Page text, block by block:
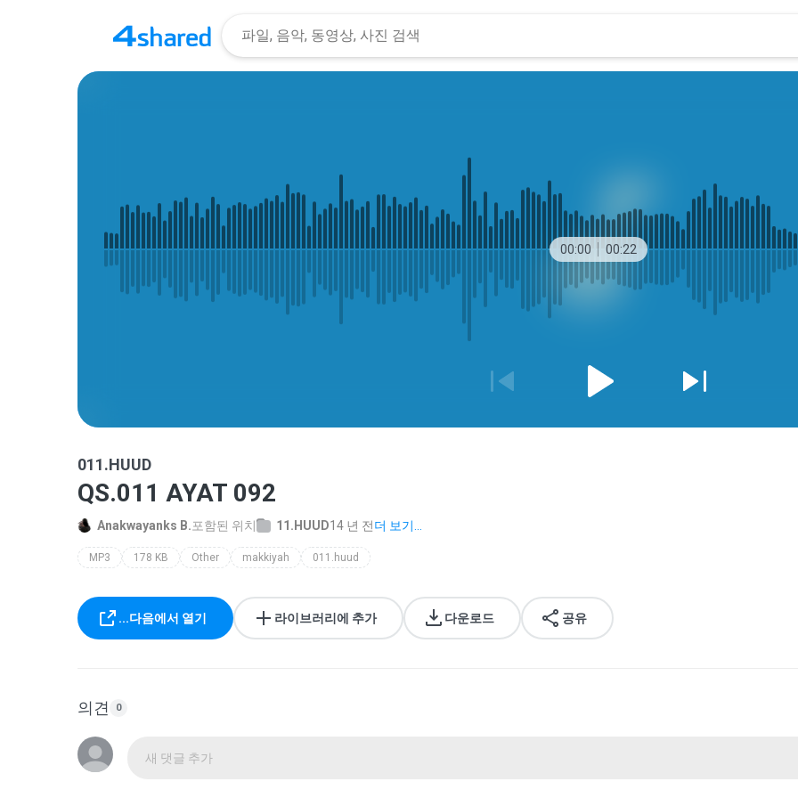
00:00 00:22
011.HUUD
QS.011 AYAT 092
Anakwayanks B.포함된 위치 11.HUUD14 년 전더 보기...
MP3 178 KB Other makkiyah 011.huud
...다음에서 열기 라이브러리에 추가 다운로드 공유
의견 0
새 댓글 추가